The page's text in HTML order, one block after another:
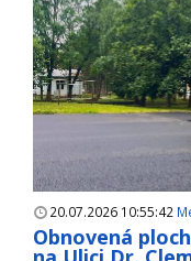
20.07.2026 10:55:42
Obnovená